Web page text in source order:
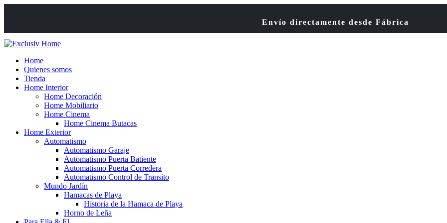
Envío directamente desde Fábrica
Home
Quienes somos
Tienda
Home Interior
Home Decoración
Home Mobiliario
Home Cinema
Home Cinema Butacas
Home Exterior
Automatismo
Automatismo Garaje
Automatismo Puerta Batiente
Automatismo Puerta Corredera
Automatismo Control de Transito
Mundo Jardín
Hamacas de Playa
Historia de la Hamaca de Playa
Horno de Leña